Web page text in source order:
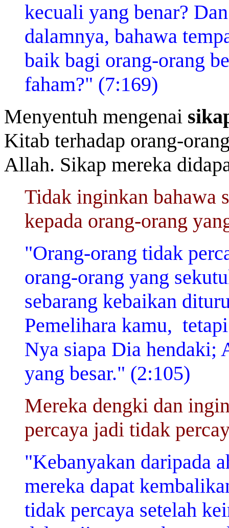
kecuali yang benar?
dalamnya, bahawa
baik bagi orang-orang
faham?" (7:169)
Menyentuh mengenai
Kitab terhadap orang-
Allah. Sikap mereka
Tidak inginkan bahawa
kepada orang-orang
"Orang-orang tidak
orang-orang yang
sebarang kebaikan
Pemelihara kamu,
Nya siapa Dia hendaki;
yang besar." (2:105)
Mereka dengki dan
percaya jadi tidak
"Kebanyakan daripada
mereka dapat
tidak percaya setelah